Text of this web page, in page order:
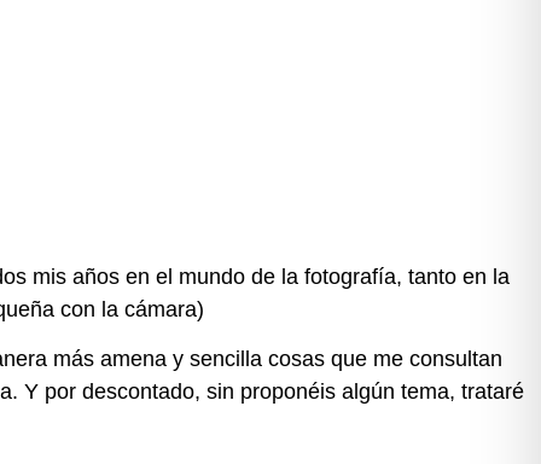
mis años en el mundo de la fotografía, tanto en la
con la cámara)
más amena y sencilla cosas que me consultan
Y por descontado, sin proponéis algún tema, trataré